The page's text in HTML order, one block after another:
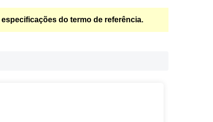
do termo de referência.